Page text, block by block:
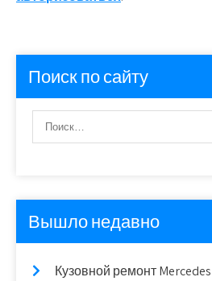
Поиск по сайту
Вышло недавно
Кузовной ремонт Mercedes